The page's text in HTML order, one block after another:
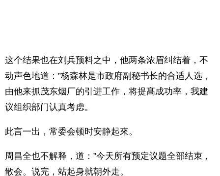
这个结果也在刘兵预料之中，他两条浓眉纠结着，不
动声色地道：”杨森林是市政府副秘书长的合适人选，
由他来抓茂东烟厂的引进工作，将提髙成功率，我建
议组织部门认真考虑。
此言一出，常委会顿时安静起來。
周昌全也不解释，道：”今天所有预定议题全部结朿，
散会。说完，站起身就朝外走。